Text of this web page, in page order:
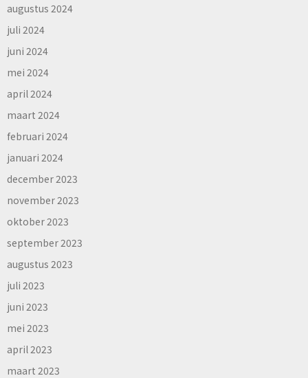
augustus 2024
juli 2024
juni 2024
mei 2024
april 2024
maart 2024
februari 2024
januari 2024
december 2023
november 2023
oktober 2023
september 2023
augustus 2023
juli 2023
juni 2023
mei 2023
april 2023
maart 2023